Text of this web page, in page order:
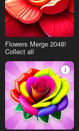
Flowers Merge 2048!
Collect all